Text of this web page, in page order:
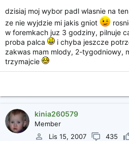
dzisiaj moj wybor padl wlasnie na
ze nie wyjdzie mi jakis gniot
w foremkach juz 3 godziny, pilnuje
proba palca
i chyba jeszcze
zakwas mam mlody, 2-tygodniowy,
trzymajcie
kinia260579
Member
Lis 15, 2007
435